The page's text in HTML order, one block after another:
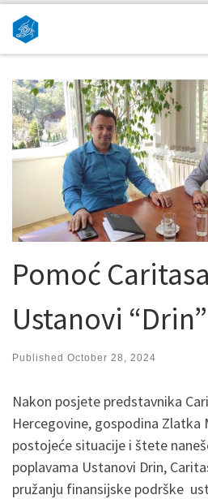
Skip to content
Pomoć
Ustanovi “Drin”
Published October 28, 2024
Nakon posjete predstavnika
Hercegovine, gospodina Zlatka
postojeće situacije i štete
poplavama Ustanovi Drin,
pružanju finansijske podrške